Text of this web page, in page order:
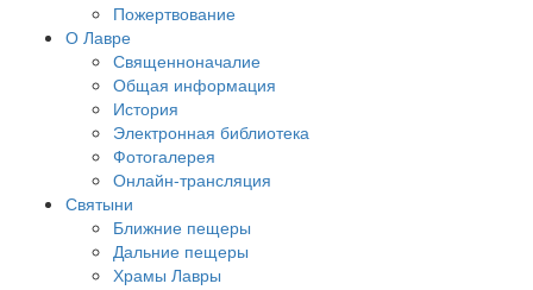
Пожертвование
О Лавре
Священноначалие
Общая информация
История
Электронная библиотека
Фотогалерея
Онлайн-трансляция
Святыни
Ближние пещеры
Дальние пещеры
Храмы Лавры